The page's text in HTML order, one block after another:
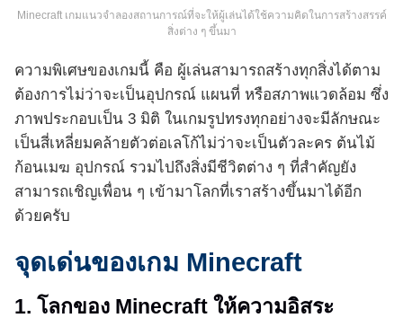
Minecraft เกมแนวจำลองสถานการณ์ที่จะให้ผู้เล่นได้ใช้ความคิดในการสร้างสรรค์
สิ่งต่าง ๆ ขึ้นมา
ความพิเศษของเกมนี้ คือ ผู้เล่นสามารถสร้างทุกสิ่งได้ตาม
ต้องการไม่ว่าจะเป็นอุปกรณ์ แผนที่ หรือสภาพแวดล้อม ซึ่ง
ภาพประกอบเป็น 3 มิติ ในเกมรูปทรงทุกอย่างจะมีลักษณะ
เป็นสี่เหลี่ยมคล้ายตัวต่อเลโก้ไม่ว่าจะเป็นตัวละคร ต้นไม้
ก้อนเมฆ อุปกรณ์ รวมไปถึงสิ่งมีชีวิตต่าง ๆ ที่สำคัญยัง
สามารถเชิญเพื่อน ๆ เข้ามาโลกที่เราสร้างขึ้นมาได้อีก
ด้วยครับ
จุดเด่นของเกม Minecraft
1. โลกของ Minecraft ให้ความอิสระ